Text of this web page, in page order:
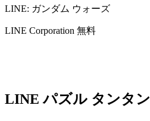
LINE: ガンダム ウォーズ
LINE Corporation 無料
LINE パズル タンタン